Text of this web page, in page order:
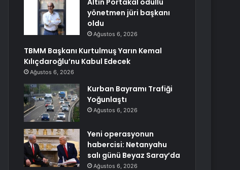
Altın Portakal ödüllü
yönetmen jüri başkanı
oldu
Ağustos 6, 2026
TBMM Başkanı Kurtulmuş Yarın Kemal
Kılıçdaroğlu’nu Kabul Edecek
Ağustos 6, 2026
Kurban Bayramı Trafiği
Yoğunlaştı
Ağustos 6, 2026
Yeni operasyonun
habercisi: Netanyahu
salı günü Beyaz Saray’da
Ağustos 6, 2026